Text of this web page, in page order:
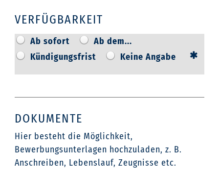
VERFÜGBARKEIT
Ab sofort
Ab dem...
Kündigungsfrist
Keine Angabe
DOKUMENTE
Hier besteht die Möglichkeit,
Bewerbungsunterlagen hochzuladen, z. B.
Anschreiben, Lebenslauf, Zeugnisse etc.